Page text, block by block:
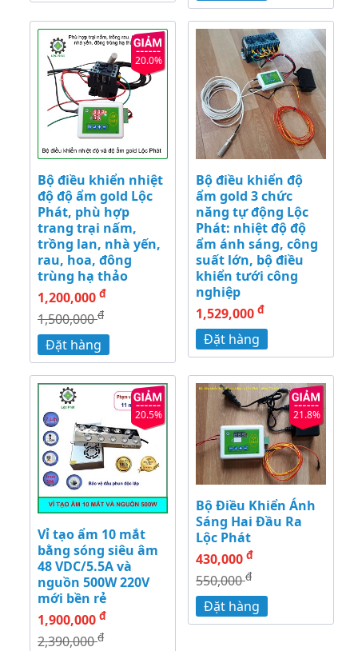
20.0%
Bộ điều khiển nhiệt
độ độ ẩm gold Lộc
Phát, phù hợp
trang trại nấm,
trồng lan, nhà yến,
rau, hoa, đông
trùng hạ thảo
1,200,000 đ
1,500,000đ
Đặt hàng
Bộ điều khiển độ
ẩm gold 3 chức
năng tự động Lộc
Phát: nhiệt độ độ
ẩm ánh sáng, công
suất lớn, bộ điều
khiển tưới công
nghiệp
1,529,000 đ
Đặt hàng
20.5%
Vỉ tạo ẩm 10 mắt
bằng sóng siêu âm
48 VDC/5.5A và
nguồn 500W 220V
mới bền rẻ
1,900,000 đ
2,390,000đ
21.8%
Bộ Điều Khiển Ánh
Sáng Hai Đầu Ra
Lộc Phát
430,000 đ
550,000đ
Đặt hàng